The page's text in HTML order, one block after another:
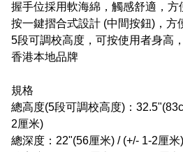
握手位採用軟海綿，觸感舒適，方
按一鍵摺合式設計 (中間按鈕)，方
5段可調校高度，可按使用者身高
香港本地品牌
規格
總高度(5段可調校高度)：
2厘米)
總深度：22"(56厘米) / (+/- 1-2厘米)